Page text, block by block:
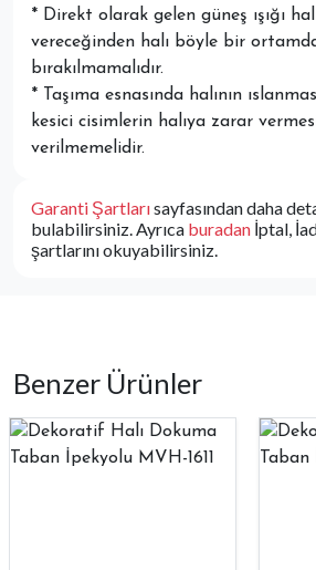
* Direkt olarak gelen güneş ışığı
vereceğinden halı böyle bir
bırakılmamalıdır.
* Taşıma esnasında halının
kesici cisimlerin halıya zarar
verilmemelidir.
Garanti Şartlarısayfasından daha
bulabilirsiniz. Ayrıca buradan İptal,
şartlarını okuyabilirsiniz.
Benzer Ürünler